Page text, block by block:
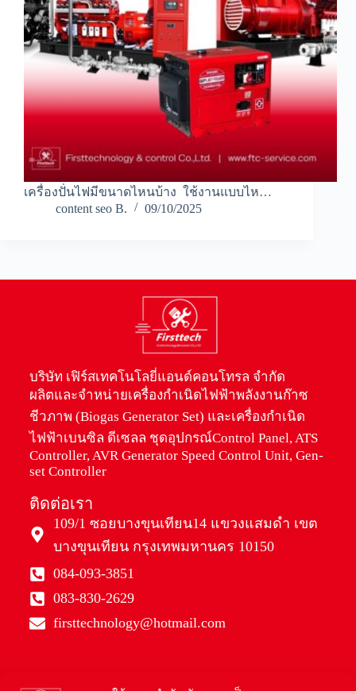
เครื่องปั่นไฟมีขนาดไหนบ้าง ใช้งานแบบไห…
content seo B.
09/10/2025
บริษัท เฟิร์สเทคโนโลยี่แอนด์คอนโทรล จำกัด
ผลิตและจำหน่ายเครื่องกำเนิดไฟฟ้าพลังงานก๊าซ
ชีวภาพ (Biogas Generator Set) และเครื่องกำเนิด
ไฟฟ้าเบนซิล ดีเซลล ชุดอุปกรณ์Control Panel, ATS
Controller, AVR Generator Speed Control Unit, Gen-
set Controller
ติดต่อเรา
109/1 ซอยบางขุนเทียน14 แขวงแสมดำ เขต
บางขุนเทียน กรุงเทพมหานคร 10150
084-093-3851
083-830-2629
firsttechnology@hotmail.com